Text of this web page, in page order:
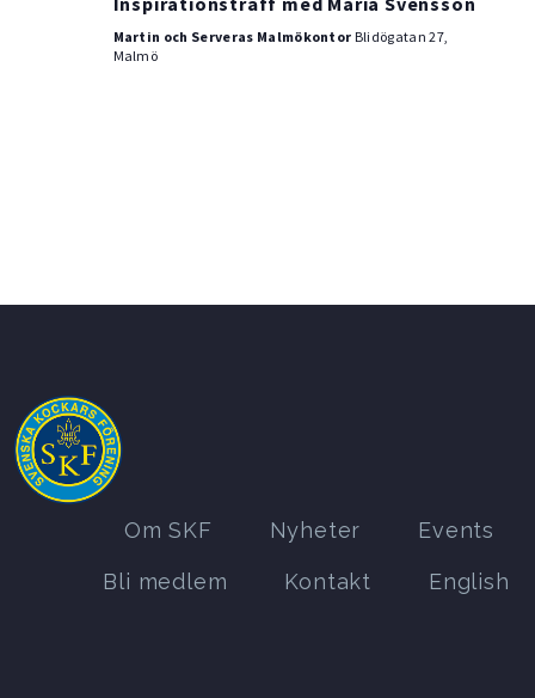
Martin och Serveras Malmökontor Blidögatan 27,
Malmö
Om SKF Nyheter Events
Bli medlem Kontakt English